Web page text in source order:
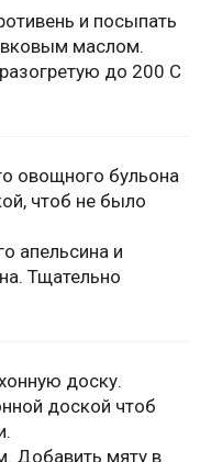
и посыпать
маслом.
до 200 С
овощного бульона
чтоб не было
апельсина и
Тщательно
доску.
доской чтоб
Добавить мяту в